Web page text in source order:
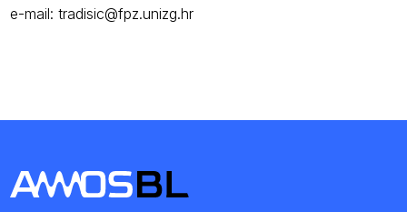
e-mail: tradisic@fpz.unizg.hr